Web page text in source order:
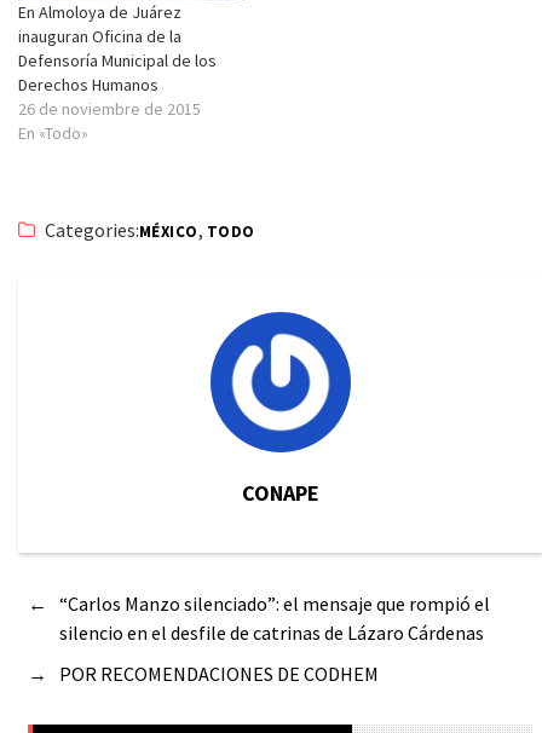
En Almoloya de Juárez
inauguran Oficina de la
Defensoría Municipal de los
Derechos Humanos
26 de noviembre de 2015
En «Todo»
Categories:MÉXICO, TODO
CONAPE
←
“Carlos Manzo silenciado”: el mensaje que rompió el
silencio en el desfile de catrinas de Lázaro Cárdenas
→
POR RECOMENDACIONES DE CODHEM